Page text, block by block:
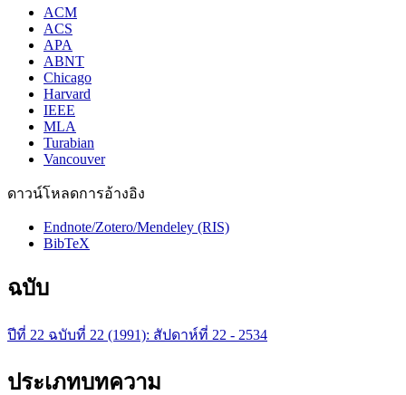
ACM
ACS
APA
ABNT
Chicago
Harvard
IEEE
MLA
Turabian
Vancouver
ดาวน์โหลดการอ้างอิง
Endnote/Zotero/Mendeley (RIS)
BibTeX
ฉบับ
ปีที่ 22 ฉบับที่ 22 (1991): สัปดาห์ที่ 22 - 2534
ประเภทบทความ